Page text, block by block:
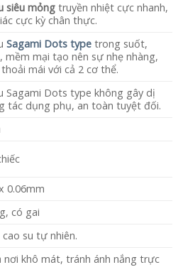
siêu mỏng truyền nhiệt cực nhanh,
cực kỳ chân thực.
Sagami Dots type trong suốt,
mềm mại tạo nên sự nhẹ nhàng,
mái với cả 2 cơ thể.
Sagami Dots type không gây dị
tác dụng phụ, an toàn tuyệt đối.
0.06mm
có gai
cao su tự nhiên.
nơi khô mát, tránh ánh nắng trực